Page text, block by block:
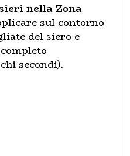
nella Zona
sul contorno
del siero e
secondi).